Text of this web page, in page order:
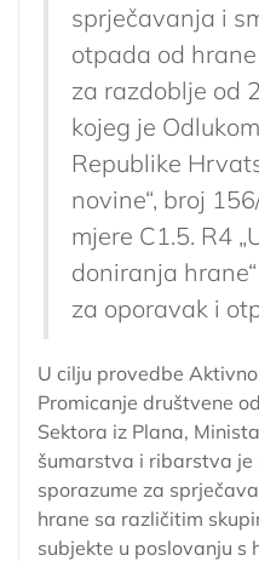
sprječavanja i
otpada od
za razdoblje od
kojeg je
Republike
novine“, broj
mjere C1.5. R4
doniranja
za oporavak i
U cilju provedbe
Promicanje društvene
Sektora iz Plana,
šumarstva i ribarstva je
sporazume za
hrane sa različitim
subjekte u poslovanju s